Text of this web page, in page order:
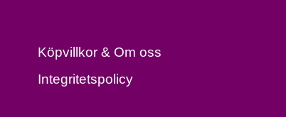
Köpvillkor & Om oss
Integritetspolicy